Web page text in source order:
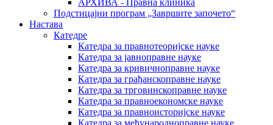
АРХИВА - Правна клиника
Подстицајни програм „Завршите започето“
Настава
Катедре
Катедра за правнотеоријске науке
Катедра за јавноправне науке
Катедра за кривичноправне науке
Катедра за грађанскоправне науке
Катедра за трговинскоправне науке
Катедра за правноекономске науке
Катедра за правноисторијске науке
Катедра за међународноправне науке